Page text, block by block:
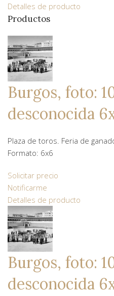
Detalles de producto
Productos
Burgos, foto:
desconocida
Plaza de toros. Feria de
Formato: 6x6
Solicitar precio
Notificarme
Detalles de producto
Burgos, foto:
desconocida